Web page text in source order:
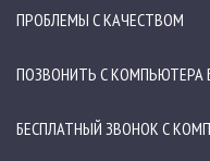
ПРОБЛЕМЫ С КАЧЕСТВОМ
ПОЗВОНИТЬ С КОМПЬЮТЕРА
БЕСПЛАТНЫЙ ЗВОНОК С